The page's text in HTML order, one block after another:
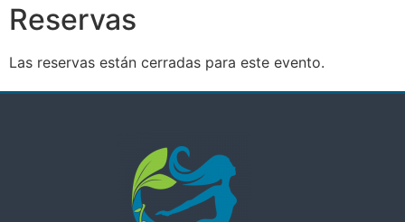
Reservas
Las reservas están cerradas para este evento.